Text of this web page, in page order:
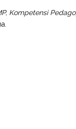
Kompetensi